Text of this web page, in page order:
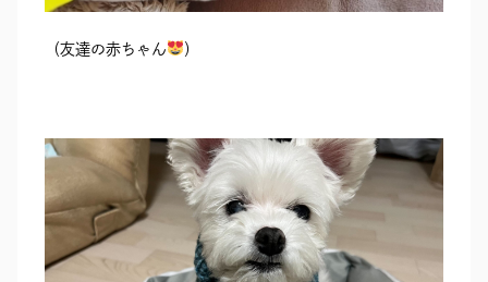
（友達の赤ちゃん ）